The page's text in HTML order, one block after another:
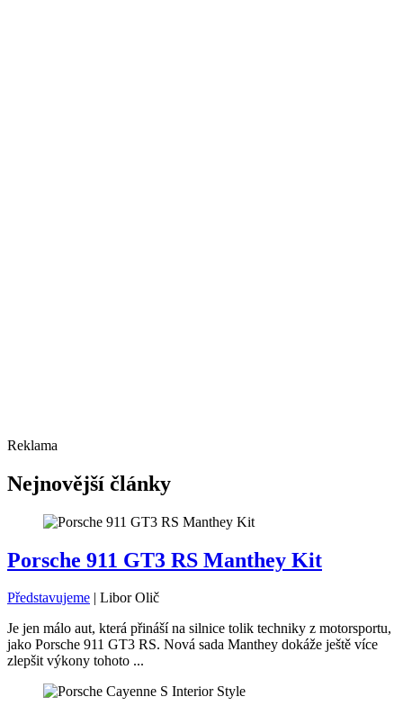
Reklama
Nejnovější články
Porsche 911 GT3 RS Manthey Kit
Představujeme | Libor Olič
Je jen málo aut, která přináší na silnice tolik techniky z motorsportu,
jako Porsche 911 GT3 RS. Nová sada Manthey dokáže ještě více
zlepšit výkony tohoto ...